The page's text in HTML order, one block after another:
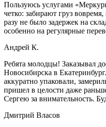
Пользуюсь услугами
четко: забирают груз
разу не было задержек на
особенно на регулярные
Андрей К.
Ребята молодцы! Заказывал
Новосибирска в
аккуратно упаковали,
пришел в целости даже
Сергею за внимательность.
Дмитрий Власов